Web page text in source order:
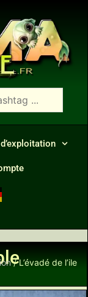
/ L’évadé de l’ile